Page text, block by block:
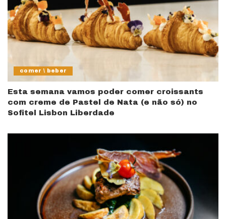
comer \ beber
Esta semana vamos poder comer croissants
com creme de Pastel de Nata (e não só) no
Sofitel Lisbon Liberdade